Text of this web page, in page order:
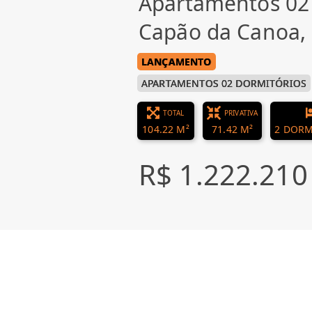
Capão da Canoa,
LANÇAMENTO
APARTAMENTOS 02 DORMITÓRIOS
TOTAL
104.22 M²
PRIVATIVA
71.42 M² 2
R$ 1.222.210